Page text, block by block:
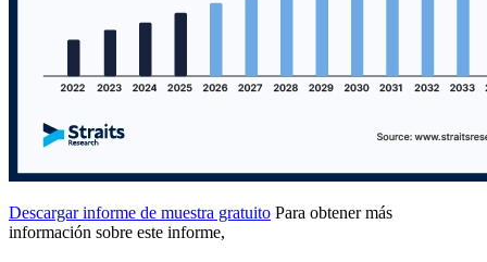
Descargar informe de muestra gratuito Para obtener más
información sobre este informe,